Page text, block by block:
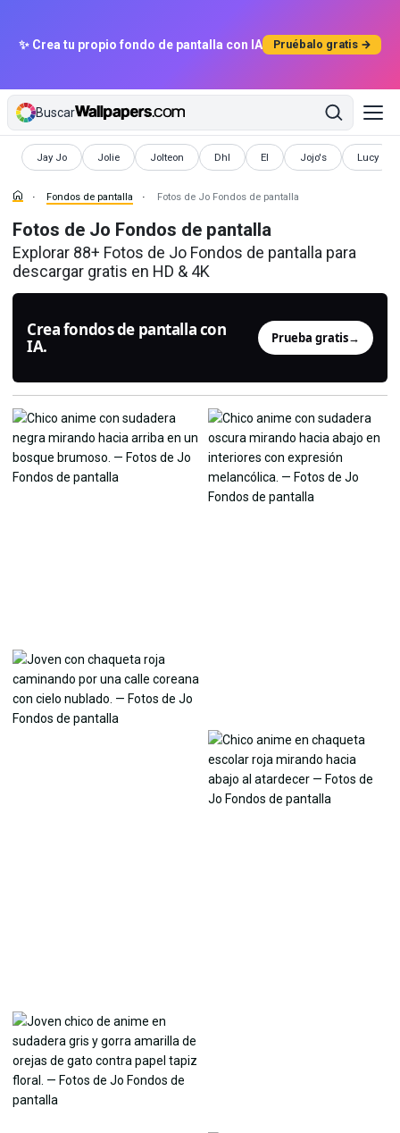
✨ Crea tu propio fondo de pantalla con IA Pruébalo gratis →
Buscar
Jay Jo
Fondos de pantalla
Jolie
Fondos de pantalla
Jolteon
Fondos de pantalla
Dhl
Fondos de pantalla
El
Fondos de pantalla
Jojo's
Fondos de pantalla
Lucy
Fondos
Fondos de pantalla Fotos de Jo Fondos de pantalla
Fotos de Jo Fondos de pantalla
Explorar 88+ Fotos de Jo Fondos de pantalla para
descargar gratis en HD & 4K
Crea fondos de pantalla con
IA.
Prueba gratis→